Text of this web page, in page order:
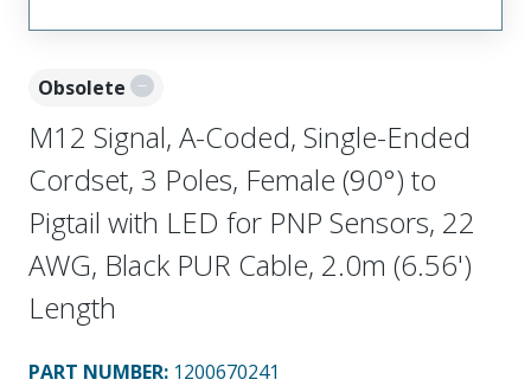
Obsolete
M12 Signal, A-Coded, Single-Ended
Cordset, 3 Poles, Female (90°) to
Pigtail with LED for PNP Sensors, 22
AWG, Black PUR Cable, 2.0m (6.56')
Length
PART NUMBER: 1200670241